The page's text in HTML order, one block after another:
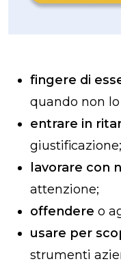
fingere di
quando non
entrare in
giustificazione;
lavorare con
attenzione;
offendere o
usare per
strumenti